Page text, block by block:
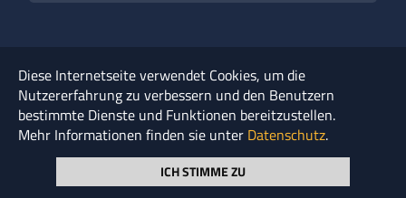
KOOPERATIONEN
UNTERNEHMENS­GRUPPE
UNSER LEITBILD
Diese Internetseite verwendet Cookies, um die
Nutzererfahrung zu verbessern und den Benutzern
bestimmte Dienste und Funktionen bereitzustellen.
Mehr Informationen finden sie unter Datenschutz.
ICH STIMME ZU